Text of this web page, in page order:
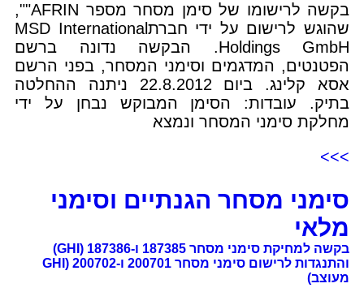
בקשה לרישומו של סימן מסחר מספר AFRIN"",
שהוגש לרישום על ידי חברתMSD International
Holdings GmbH. הבקשה נדונה ברשם
הפטנטים, המדגמים וסימני המסחר, בפני הרשם
אסא קלינג. ביום 22.8.2012 ניתנה ההחלטה
בתיק. עובדות: הסימן המבוקש נבחן על ידי
מחלקת סימני המסחר ונמצא
>>>
סימני מסחר הגנתיים וסימני
מלאי
בקשה למחיקת סימני מסחר 187385 ו-187386 (GHI)
והתנגדות לרישום סימני מסחר 200701 ו-200702 (GHI
מעוצב)